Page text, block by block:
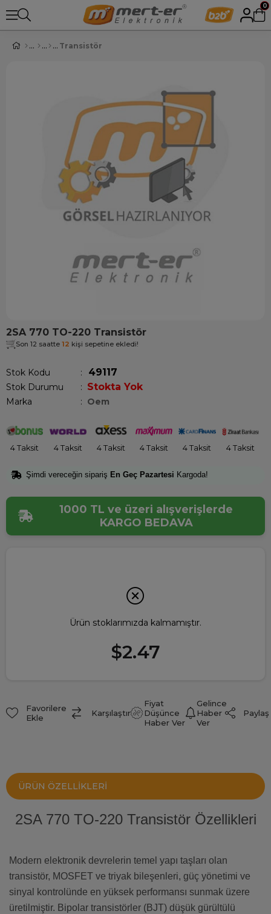
0
Transistör
2SA 770 TO-220 Transistör
Son 12 saatte 12 kişi sepetine ekledi!
Stok Kodu 49117
Stok Durumu : Stokta Yok
Marka : Oem
4 Taksit 4 Taksit 4 Taksit 4 Taksit 4 Taksit 4 Taksit
Şimdi vereceğin sipariş En Geç Pazartesi Kargoda!
1000 TL ve üzeri alışverişlerde
KARGO BEDAVA
Ürün stoklarımızda kalmamıştır.
$2.47
Favorilere
Ekle
Karşılaştır
Fiyat
Düşünce
Haber Ver
Gelince
Haber
Ver
Paylaş
ÜRÜN ÖZELLIKLERI
2SA 770 TO-220 Transistör Özellikleri
Modern elektronik devrelerin temel yapı taşları olan
transistör, MOSFET ve triyak bileşenleri, güç yönetimi ve
sinyal kontrolünde en yüksek performansı sunmak üzere
üretilmiştir. Bipolar transistörler (BJT) düşük gürültülü